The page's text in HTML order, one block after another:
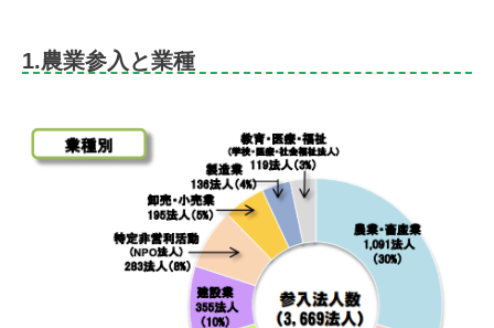
1.農業参入と業種